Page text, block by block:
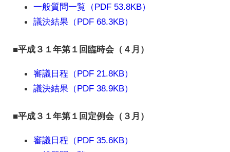
一般質問一覧（PDF 53.8KB）
議決結果（PDF 68.3KB）
■平成３１年第１回臨時会（４月）
審議日程（PDF 21.8KB）
議決結果（PDF 38.9KB）
■平成３１年第１回定例会（３月）
審議日程（PDF 35.6KB）